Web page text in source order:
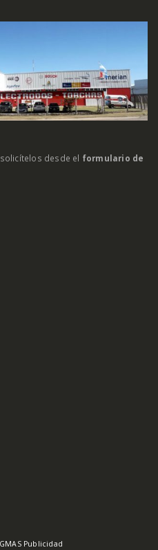
desde el formulario de
Publicidad